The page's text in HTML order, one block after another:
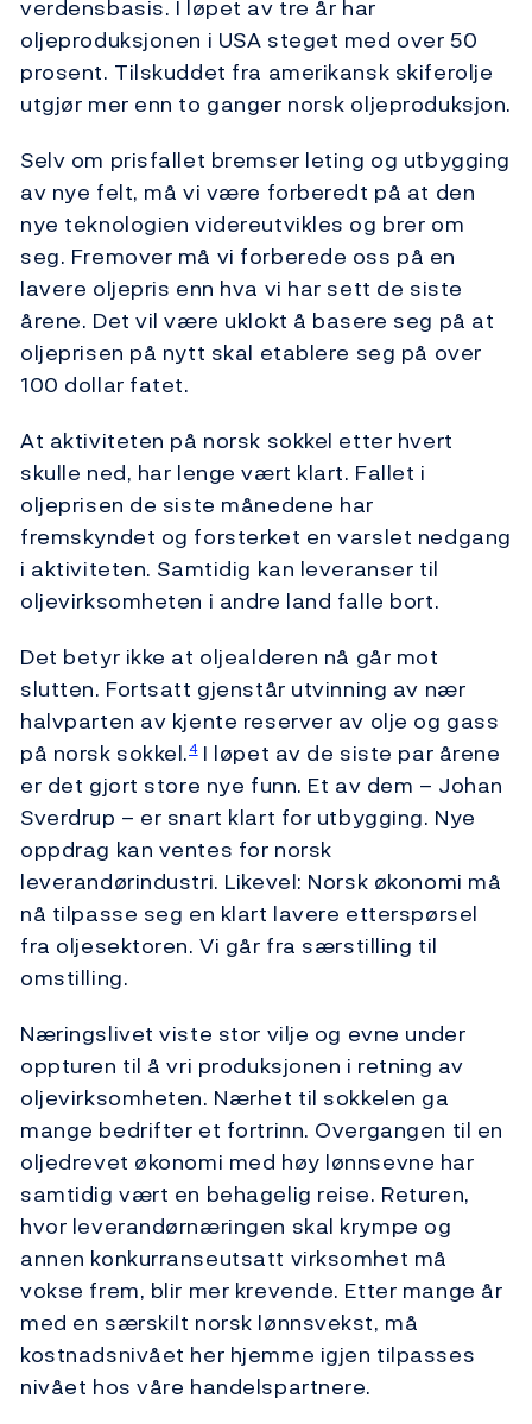
verdensbasis. I løpet av tre år har
oljeproduksjonen i USA steget med over 50
prosent. Tilskuddet fra amerikansk skiferolje
utgjør mer enn to ganger norsk oljeproduksjon.
Selv om prisfallet bremser leting og utbygging
av nye felt, må vi være forberedt på at den
nye teknologien videreutvikles og brer om
seg. Fremover må vi forberede oss på en
lavere oljepris enn hva vi har sett de siste
årene. Det vil være uklokt å basere seg på at
oljeprisen på nytt skal etablere seg på over
100 dollar fatet.
At aktiviteten på norsk sokkel etter hvert
skulle ned, har lenge vært klart. Fallet i
oljeprisen de siste månedene har
fremskyndet og forsterket en varslet nedgang
i aktiviteten. Samtidig kan leveranser til
oljevirksomheten i andre land falle bort.
Det betyr ikke at oljealderen nå går mot
slutten. Fortsatt gjenstår utvinning av nær
halvparten av kjente reserver av olje og gass
på norsk sokkel.4I løpet av de siste par årene
er det gjort store nye funn. Et av dem – Johan
Sverdrup – er snart klart for utbygging. Nye
oppdrag kan ventes for norsk
leverandørindustri. Likevel: Norsk økonomi må
nå tilpasse seg en klart lavere etterspørsel
fra oljesektoren. Vi går fra særstilling til
omstilling.
Næringslivet viste stor vilje og evne under
oppturen til å vri produksjonen i retning av
oljevirksomheten. Nærhet til sokkelen ga
mange bedrifter et fortrinn. Overgangen til en
oljedrevet økonomi med høy lønnsevne har
samtidig vært en behagelig reise. Returen,
hvor leverandørnæringen skal krympe og
annen konkurranseutsatt virksomhet må
vokse frem, blir mer krevende. Etter mange år
med en særskilt norsk lønnsvekst, må
kostnadsnivået her hjemme igjen tilpasses
nivået hos våre handelspartnere.